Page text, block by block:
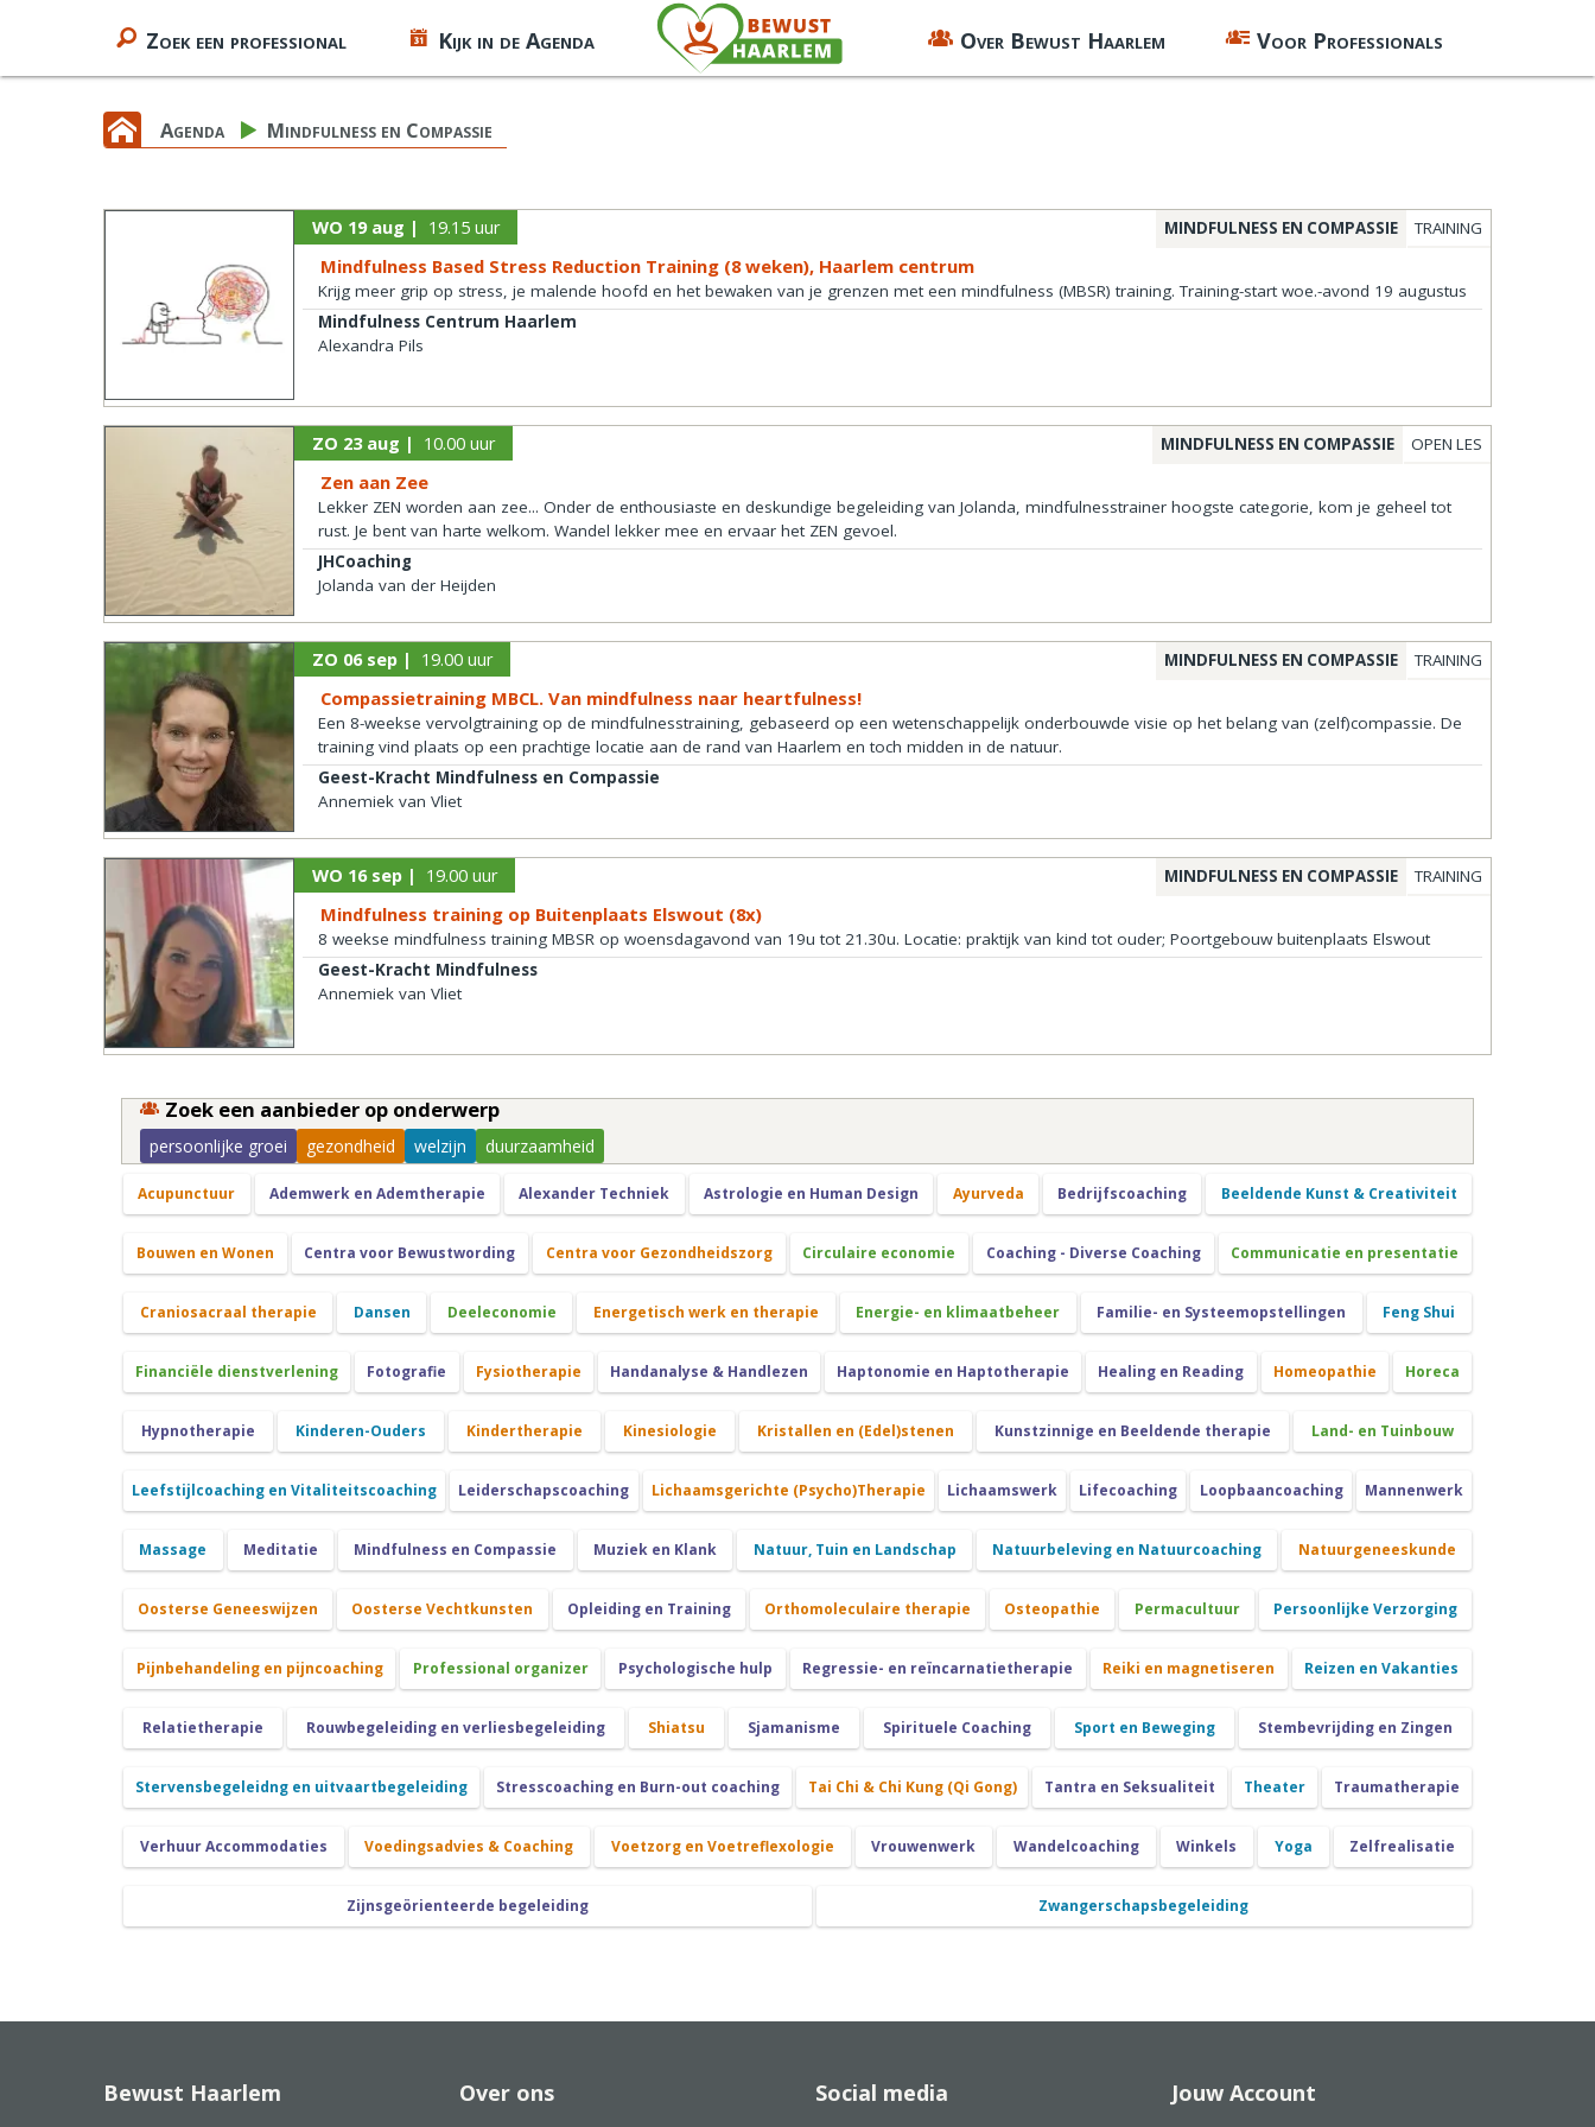
Zoek een professional Kijk in de Agenda Over Bewust Haarlem Voor Professionals
Agenda Mindfulness en Compassie
WO 19 aug | 19.15 uur TRAINING
MINDFULNESS EN COMPASSIE
Mindfulness Based Stress Reduction Training (8 weken), Haarlem centrum
Krijg meer grip op stress, je malende hoofd en het bewaken van je grenzen met een mindfulness (MBSR) training. Training-start woe.-avond 19 augustus
Mindfulness Centrum Haarlem
Alexandra Pils
ZO 23 aug | 10.00 uur OPEN LES
MINDFULNESS EN COMPASSIE
Zen aan Zee
Lekker ZEN worden aan zee... Onder de enthousiaste en deskundige begeleiding van Jolanda, mindfulnesstrainer hoogste categorie, kom je geheel tot
rust. Je bent van harte welkom. Wandel lekker mee en ervaar het ZEN gevoel.
JHCoaching
Jolanda van der Heijden
ZO 06 sep | 19.00 uur TRAINING
MINDFULNESS EN COMPASSIE
Compassietraining MBCL. Van mindfulness naar heartfulness!
Een 8-weekse vervolgtraining op de mindfulnesstraining, gebaseerd op een wetenschappelijk onderbouwde visie op het belang van (zelf)compassie. De
training vind plaats op een prachtige locatie aan de rand van Haarlem en toch midden in de natuur.
Geest-Kracht Mindfulness en Compassie
Annemiek van Vliet
WO 16 sep | 19.00 uur TRAINING
MINDFULNESS EN COMPASSIE
Mindfulness training op Buitenplaats Elswout (8x)
8 weekse mindfulness training MBSR op woensdagavond van 19u tot 21.30u. Locatie: praktijk van kind tot ouder; Poortgebouw buitenplaats Elswout
Geest-Kracht Mindfulness
Annemiek van Vliet
Zoek een aanbieder op onderwerp
persoonlijke groei gezondheid welzijn duurzaamheid
Acupunctuur Ademwerk en Ademtherapie Alexander Techniek Astrologie en Human Design Ayurveda Bedrijfscoaching Beeldende Kunst & Creativiteit
Bouwen en Wonen Centra voor Bewustwording Centra voor Gezondheidszorg Circulaire economie Coaching - Diverse Coaching Communicatie en presentatie
Craniosacraal therapie Dansen Deeleconomie Energetisch werk en therapie Energie- en klimaatbeheer Familie- en Systeemopstellingen Feng Shui
Financiële dienstverlening Fotografie Fysiotherapie Handanalyse & Handlezen Haptonomie en Haptotherapie Healing en Reading Homeopathie Horeca
Hypnotherapie Kinderen-Ouders Kindertherapie Kinesiologie Kristallen en (Edel)stenen Kunstzinnige en Beeldende therapie Land- en Tuinbouw
Leefstijlcoaching en Vitaliteitscoaching Leiderschapscoaching Lichaamsgerichte (Psycho)Therapie Lichaamswerk Lifecoaching Loopbaancoaching Mannenwerk
Massage Meditatie Mindfulness en Compassie Muziek en Klank Natuur, Tuin en Landschap Natuurbeleving en Natuurcoaching Natuurgeneeskunde
Oosterse Geneeswijzen Oosterse Vechtkunsten Opleiding en Training Orthomoleculaire therapie Osteopathie Permacultuur Persoonlijke Verzorging
Pijnbehandeling en pijncoaching Professional organizer Psychologische hulp Regressie- en reïncarnatietherapie Reiki en magnetiseren Reizen en Vakanties
Relatietherapie Rouwbegeleiding en verliesbegeleiding Shiatsu Sjamanisme Spirituele Coaching Sport en Beweging Stembevrijding en Zingen
Stervensbegeleidng en uitvaartbegeleiding Stresscoaching en Burn-out coaching Tai Chi & Chi Kung (Qi Gong) Tantra en Seksualiteit Theater Traumatherapie
Verhuur Accommodaties Voedingsadvies & Coaching Voetzorg en Voetreflexologie Vrouwenwerk Wandelcoaching Winkels Yoga Zelfrealisatie
Zijnsgeörienteerde begeleiding Zwangerschapsbegeleiding
Bewust Haarlem Over ons Social media Jouw Account